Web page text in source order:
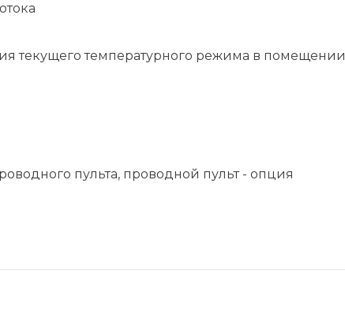
текущего температурного режима в помещении
пульта, проводной пульт - опция